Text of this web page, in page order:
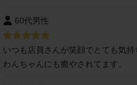
60代男性
いつも店員さんが笑顔でとても気持
わんちゃんにも癒やされてます。